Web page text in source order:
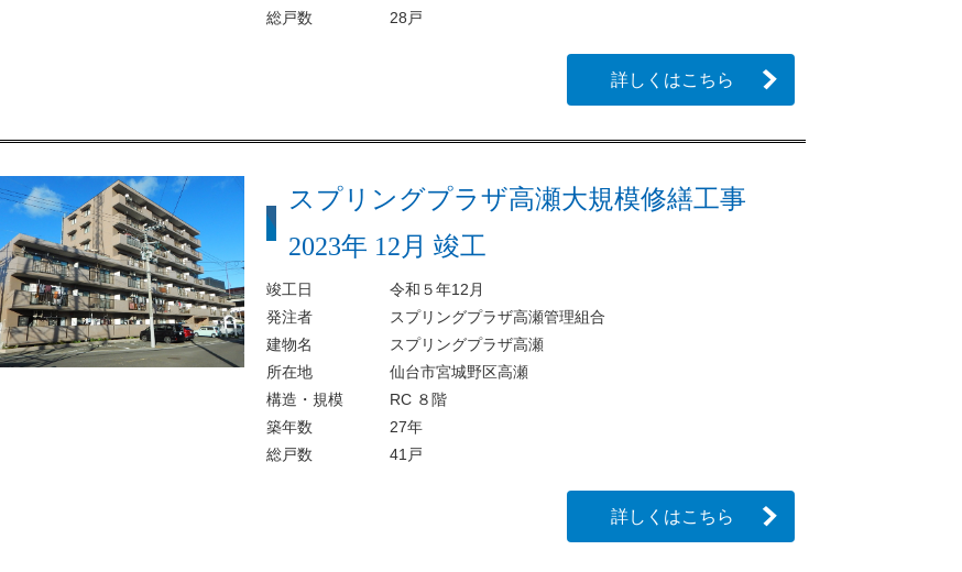
総戸数
28戸
詳しくはこちら
スプリングプラザ高瀬大規模修繕工事
2023年 12月 竣工
竣工日
令和５年12月
発注者
スプリングプラザ高瀬管理組合
建物名
スプリングプラザ高瀬
所在地
仙台市宮城野区高瀬
構造・規模
RC ８階
築年数
27年
総戸数
41戸
詳しくはこちら